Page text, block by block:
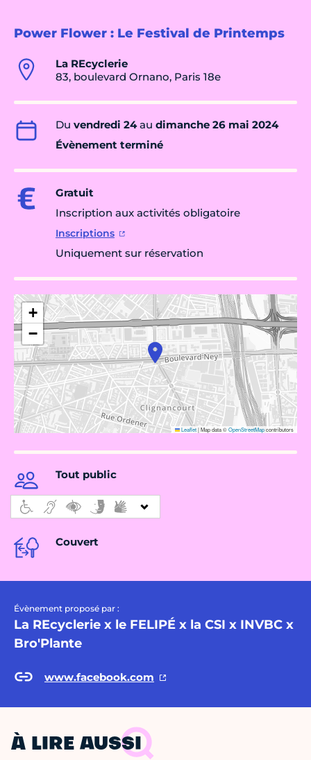
Power Flower : Le Festival de Printemps
La REcyclerie
83, boulevard Ornano, Paris 18e
Du vendredi 24au dimanche 26 mai 2024
Évènement terminé
Gratuit
Inscription aux activités obligatoire
Inscriptions
Uniquement sur réservation
+
−
Leaflet|Map data ©OpenStreetMapcontributors
Tout public
Couvert
Évènement proposé par :
La REcyclerie x le FELIPÉ x la CSI x INVBC x
Bro'Plante
www.facebook.com
À LIRE AUSSI